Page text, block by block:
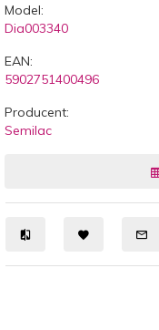
Model:
Dia003340
EAN:
5902751400496
Producent:
Semilac